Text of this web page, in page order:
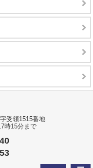
受領1515番地
時15分まで